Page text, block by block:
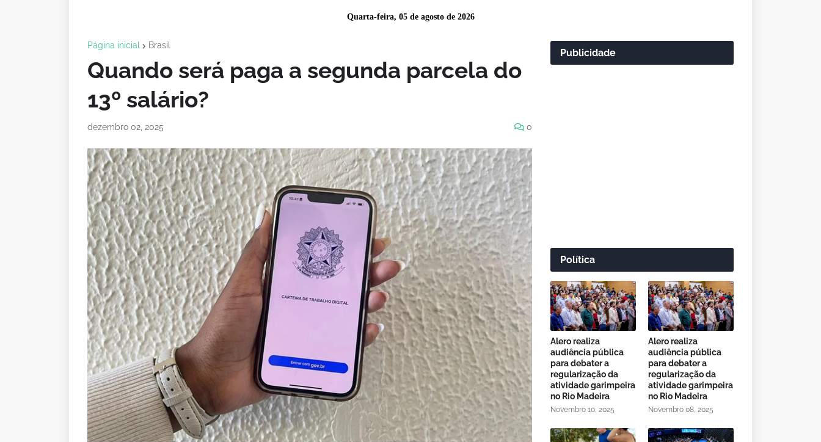
Quarta-feira, 05 de agosto de 2026
Página inicial Brasil
Quando será paga a segunda parcela do
13º salário?
dezembro 02, 2025 0
Publicidade
Política
Alero realiza
audiência pública
para debater a
regularização da
atividade garimpeira
no Rio Madeira
Novembro 10, 2025
Alero realiza
audiência pública
para debater a
regularização da
atividade garimpeira
no Rio Madeira
Novembro 08, 2025